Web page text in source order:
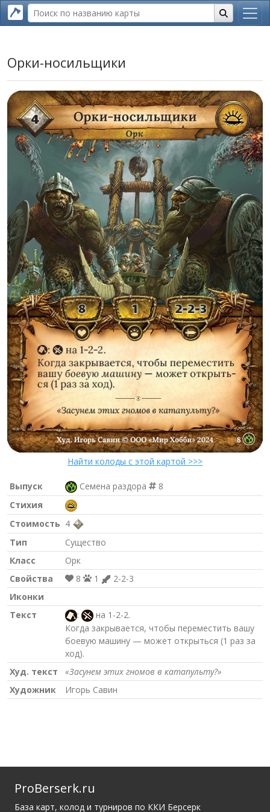
Орки-носильщики
Найти колоды с этой картой >>>
Выпуск Семена раздора
8
Стихия
Стоимость 4
Тип
Существо
Класс
Орк
Свойства
8 1
2-2-3
Иконки
Текст
:
на 1-2-2.
Когда закрывается, чтобы переместить вашу
боевую машину — может открыться (1 раз за
ход).
Худ. текст
«Засунем этих гномов в катапульту?»
Художник
Игорь Савин
ProBerserk.ru
База карт, колод и турниров по ККИ Берсерк